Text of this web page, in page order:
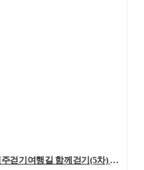
원주걷기여행길 함께걷기(5차) 2026. 7. 11.(토)